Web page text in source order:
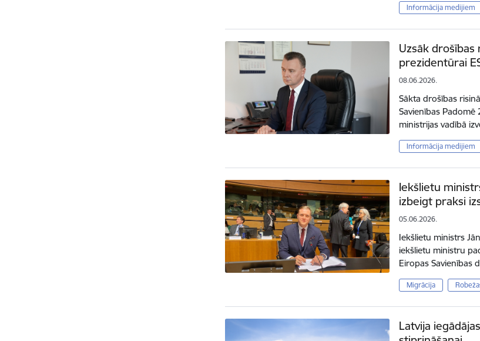
Informācija medijiem
Uzsāk drošības
prezidentūrai
08.06.2026.
Sākta drošības
Savienības
ministrijas vadībā
Informācija medijiem
Iekšlietu
izbeigt praksi
05.06.2026.
Iekšlietu ministrs
iekšlietu ministru
Eiropas Savienības
Migrācija
Latvija